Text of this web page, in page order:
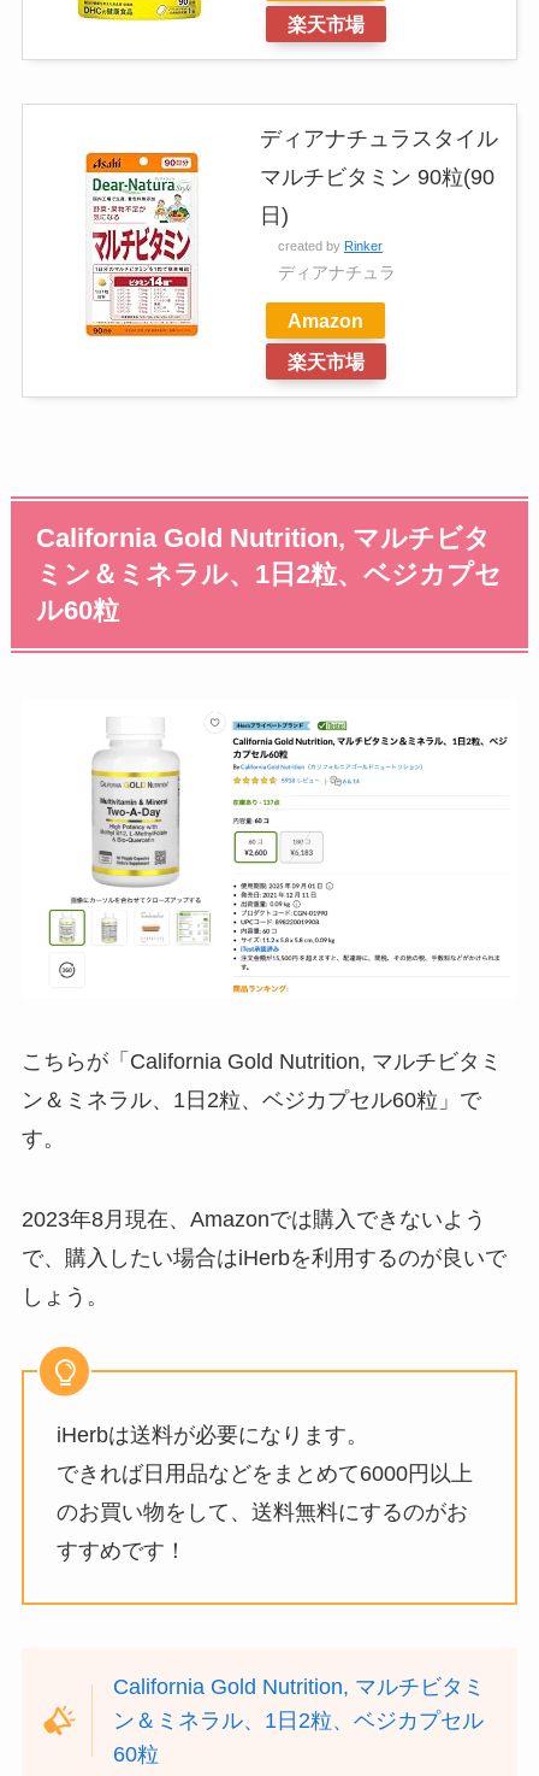
楽天市場
ディアナチュラスタイル
マルチビタミン 90粒(90
日)
created by Rinker
ディアナチュラ
Amazon
楽天市場
California Gold Nutrition, マルチビタ
ミン＆ミネラル、1日2粒、ベジカプセ
ル60粒
こちらが「California Gold Nutrition, マルチビタミ
ン＆ミネラル、1日2粒、ベジカプセル60粒」で
す。
2023年8月現在、Amazonでは購入できないよう
で、購入したい場合はiHerbを利用するのが良いで
しょう。
iHerbは送料が必要になります。
できれば日用品などをまとめて6000円以上
のお買い物をして、送料無料にするのがお
すすめです！
California Gold Nutrition, マルチビタミ
ン＆ミネラル、1日2粒、ベジカプセル
60粒